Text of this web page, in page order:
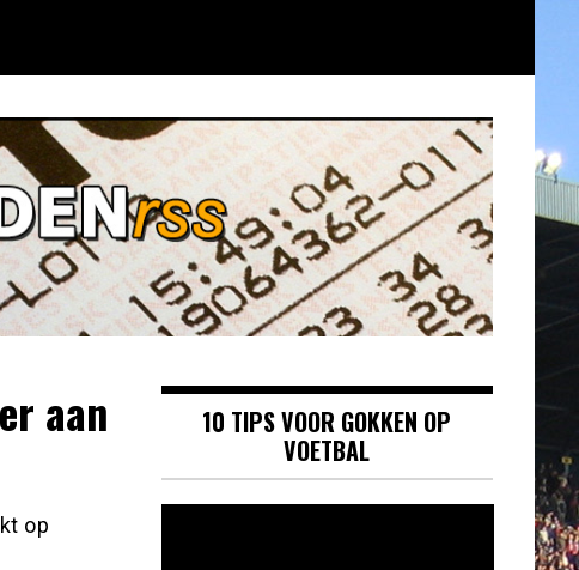
aan
op
10 TIPS VOOR GOKKEN OP
VOETBAL